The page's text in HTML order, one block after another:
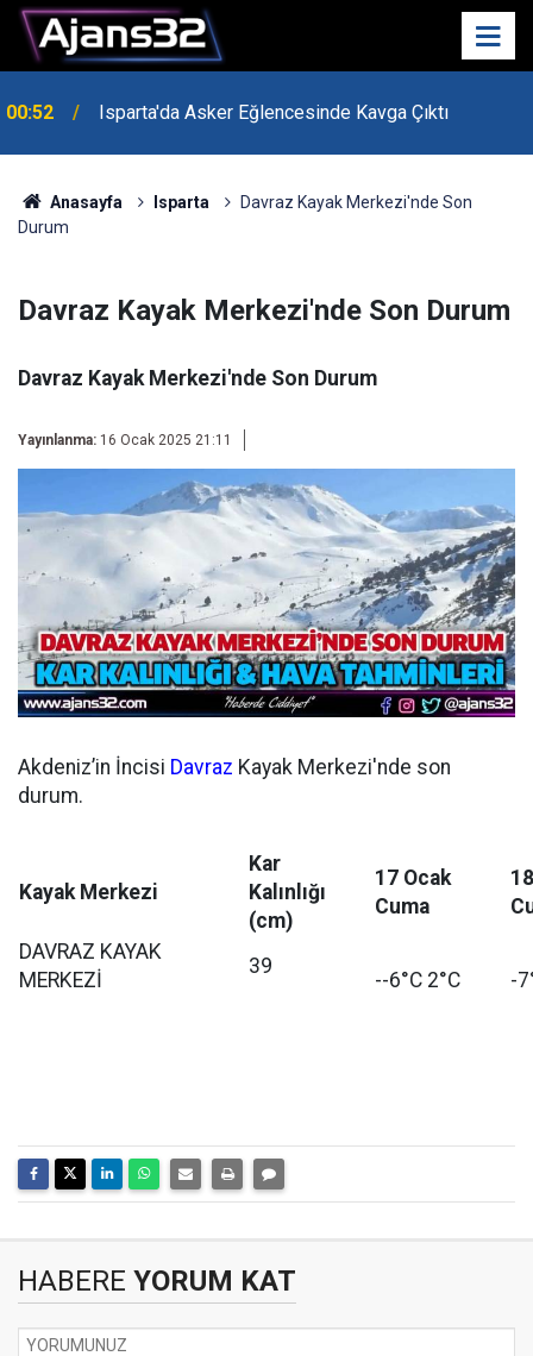
00:52 Isparta'da Asker Eğlencesinde Kavga Çıktı
Anasayfa Isparta
Davraz Kayak Merkezi'nde Son
Durum
Davraz Kayak Merkezi'nde Son Durum
Davraz Kayak Merkezi'nde Son Durum
Yayınlanma: 16 Ocak 2025 21:11
Akdeniz’in İncisi Davraz Kayak Merkezi'nde son
durum.
Kayak Merkezi
Kar
Kalınlığı
(cm)
17 Ocak
Cuma
DAVRAZ KAYAK
MERKEZİ
39
--6°C 2°C -
HABERE YORUM KAT